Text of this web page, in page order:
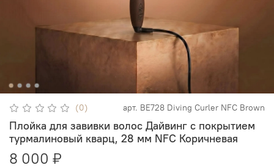
(0) арт. BE728 Diving Curler NFC Brown
Плойка для завивки волос Дайвинг с покрытием
турмалиновый кварц, 28 мм NFC Коричневая
8 000 ₽